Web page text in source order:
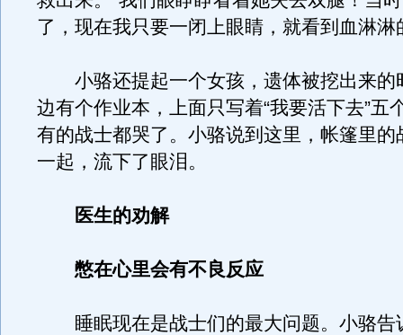
了，现在我只要一闭上眼睛，就看到血淋淋
小骆还提起一个女孩，遗体被挖出来的
边有个作业本，上面只写着“我要活下去”五
有的战士都哭了。小骆说到这里，帐篷里的
一起，流下了眼泪。
医生的劝解
憋在心里会有不良反应
睡眠现在是战士们的最大问题。小骆告